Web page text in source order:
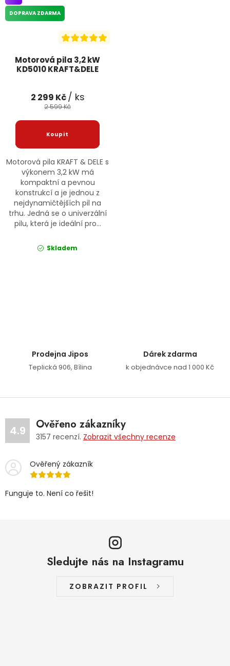
Motorová pila 3,2 kW
KD5010 KRAFT&DELE
DOPRAVA ZDARMA
2 299 Kč/ ks
2 599 Kč
Motorová pila KRAFT & DELE s
výkonem 3,2 kW má
kompaktní a pevnou
konstrukcí a je jednou z
nejdynamičtějších pil na
trhu. Jedná se o univerzální
pilu, která je ideální pro...
Skladem
Prodejna Jipos
Teplická 906, Bílina
Dárek zdarma
k objednávce nad 1 000 Kč
4.9 Ověřeno zákazníky
3157 recenzí. Zobrazit všechny recenze
Ověřený zákazník
Funguje to. Není co řešit!
Sledujte nás na Instagramu
ZOBRAZIT PROFIL